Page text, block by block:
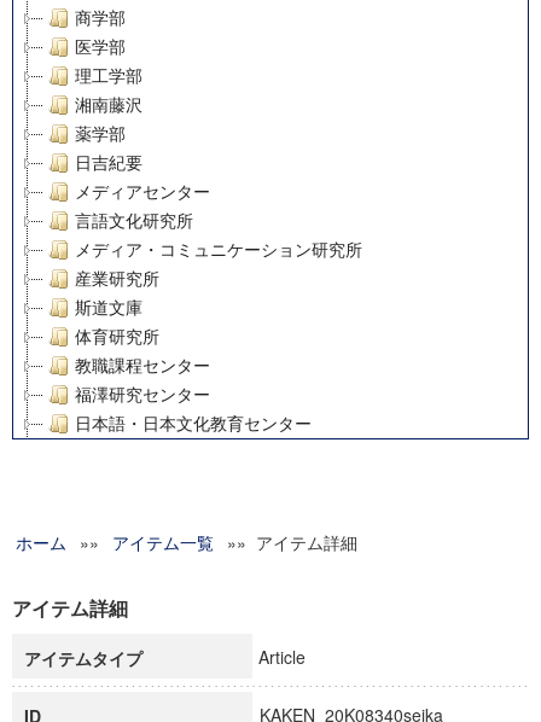
商学部
医学部
理工学部
湘南藤沢
薬学部
日吉紀要
メディアセンター
言語文化研究所
メディア・コミュニケーション研究所
産業研究所
斯道文庫
体育研究所
教職課程センター
福澤研究センター
日本語・日本文化教育センター
グローバルリサーチインスティテュート
科学研究費補助金研究成果報告書
慶應義塾大学グローバルCOEプログラム市民社会ガバナンス
慶應義塾大学グローバルCOEプログラム論理と感性の先端的
博士課程教育リーディングプログラム「超成熟社会発展のサ
ホーム »» アイテム一覧 »» アイテム詳細
アイテム詳細
アイテムタイプ Article
ID KAKEN_20K08340seika